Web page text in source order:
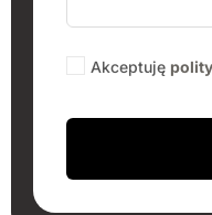
Akceptuję